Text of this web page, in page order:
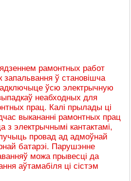
рамонтных работ
запальвання ў становішча
адключыце ўсю электрычную
неабходных для
прац. Калі прылады ці
выкананні рамонтных прац
з электрычнымі кантактамі,
провад ад адмоўнай
батарэі. Парушэнне
можа прывесці да
аўтамабіля ці сістэм